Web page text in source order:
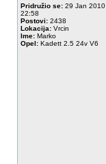
Pridružio se: 29 Jan 2010
22:58
Postovi: 2438
Lokacija: Vrcin
Ime: Marko
Opel: Kadett 2.5 24v V6